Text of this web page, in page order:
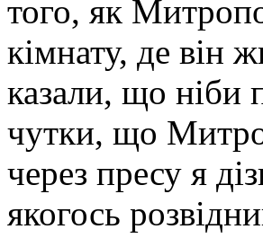
того, як
кімнату, де він
казали, що ніби
чутки, що
через пресу я
якогось